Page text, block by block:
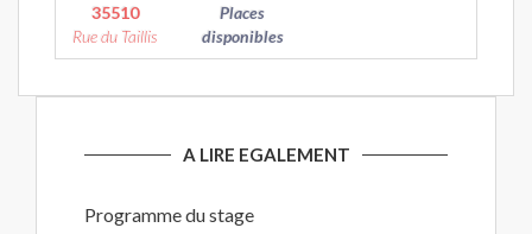
35510
Rue du Taillis
Places
disponibles
A LIRE EGALEMENT
Programme du stage